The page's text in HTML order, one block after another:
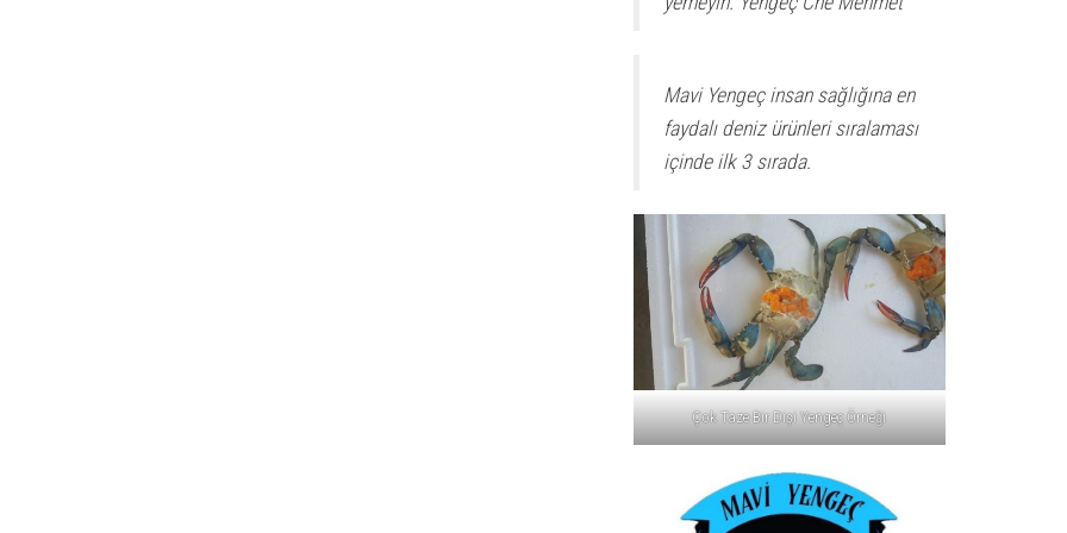
Mavi Yengeç insan sağlığına en
faydalı deniz ürünleri sıralaması
içinde ilk 3 sırada.
Çok Taze Bir Dişi Yengeç Örneği